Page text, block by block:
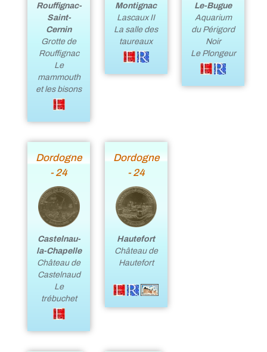
Rouffignac-
Saint-
Cernin
Grotte de
Rouffignac
Le
mammouth
et les bisons
Montignac
Lascaux II
La salle des
taureaux
Le-Bugue
Aquarium
du Périgord
Noir
Le Plongeur
Dordogne
- 24
Castelnau-
la-Chapelle
Château de
Castelnaud
Le
trébuchet
Dordogne
- 24
Hautefort
Château de
Hautefort